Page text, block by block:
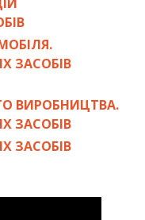
ЗАСОБІВ
ВИРОБНИЦТВА.
ЗАСОБІВ
ЗАСОБІВ